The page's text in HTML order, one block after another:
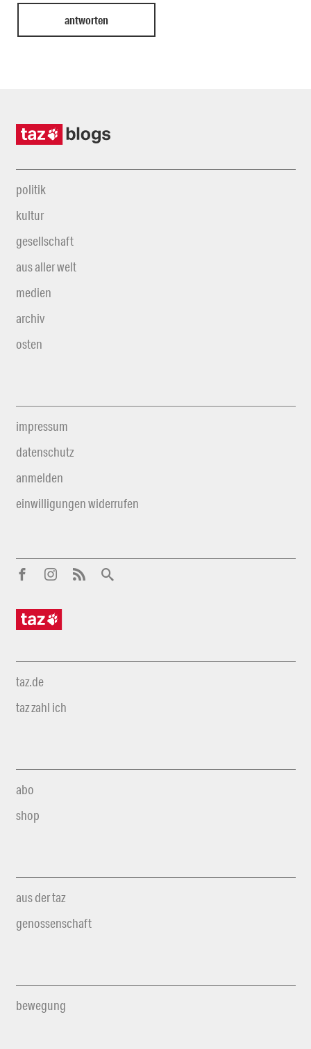
politik
kultur
gesellschaft
aus aller welt
medien
archiv
osten
impressum
datenschutz
anmelden
einwilligungen widerrufen
taz.de
taz zahl ich
abo
shop
aus der taz
genossenschaft
bewegung